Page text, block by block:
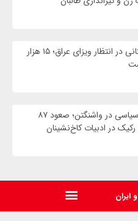
زائران افغانستانی در انتظار ویزای عراق؛ ۱۵ هزار
سقوط اخلاق سیاسی در واشنگتن؛ صعود ۸۷
در ادبیات کاخ‌نشینان
ایران